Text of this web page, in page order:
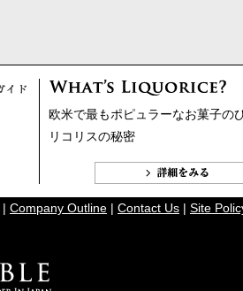
欧米で最もポピュラーなお菓子の
リコリスの秘密
| Company Outline | Contact Us | Site